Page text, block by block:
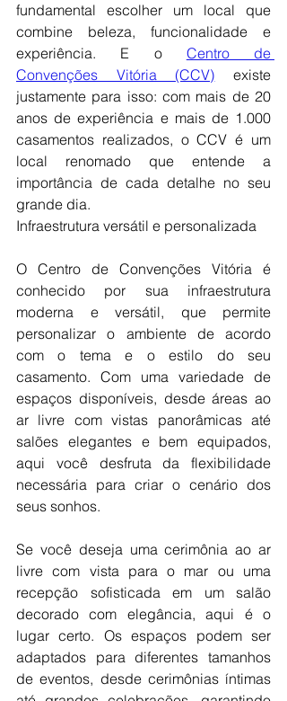
fundamental escolher um local que
combine beleza, funcionalidade e
experiência. E o
Centro de
Convenções Vitória (CCV) existe
justamente para isso: com mais de 20
anos de experiência e mais de 1.000
casamentos realizados, o CCV é um
local renomado que entende a
importância de cada detalhe no seu
grande dia.
Infraestrutura versátil e personalizada
O Centro de Convenções Vitória é
conhecido por sua infraestrutura
moderna e versátil, que permite
personalizar o ambiente de acordo
com o tema e o estilo do seu
casamento. Com uma variedade de
espaços disponíveis, desde áreas ao
ar livre com vistas panorâmicas até
salões elegantes e bem equipados,
aqui você desfruta da flexibilidade
necessária para criar o cenário dos
seus sonhos.
Se você deseja uma cerimônia ao ar
livre com vista para o mar ou uma
recepção sofisticada em um salão
decorado com elegância, aqui é o
lugar certo. Os espaços podem ser
adaptados para diferentes tamanhos
de eventos, desde cerimônias íntimas